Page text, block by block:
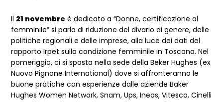
Il 21 novembre è dedicato a “Donne, certificazione al
femminile” si parla di riduzione del divario di genere, delle
politiche regionali e delle imprese, alla luce dei dati del
rapporto Irpet sulla condizione femminile in Toscana. Nel
pomeriggio, ci si sposta nella sede della Beker Hughes (ex
Nuovo Pignone International) dove si affronteranno le
buone pratiche con esperienze dalle aziende Baker
Hughes Women Network, Snam, Ups, Ineos, Vitesco, Cinelli